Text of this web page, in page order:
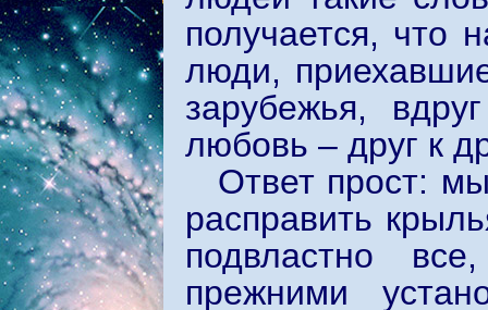
получается, что
люди,
зарубежья,
любовь – друг к
Ответ прост:
расправить
подвластно
прежними